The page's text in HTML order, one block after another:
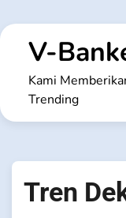
to
contentV-
Kami
Trending
Tren